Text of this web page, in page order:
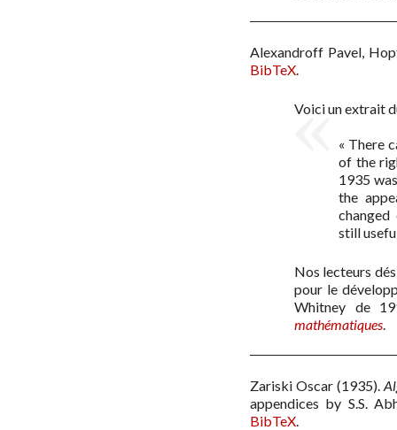
Alexandroff Pavel,
BibTeX
Voici un extrait
« There
of the
1935
the
still
Nos lecteurs
pour le
Whitney de
mathématiques
Zariski Oscar (1935)
appendices by S.S.
BibTeX